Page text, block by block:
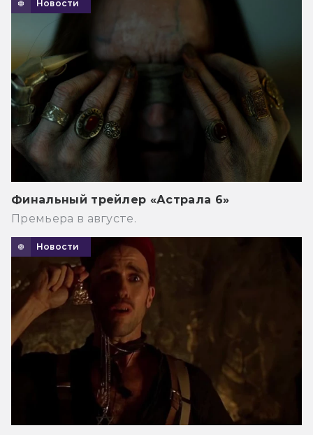
Новости
Финальный трейлер «Астрала 6»
Премьера в августе.
Новости